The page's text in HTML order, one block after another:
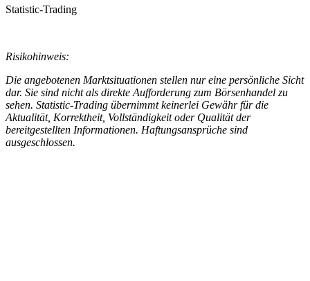
Statistic-Trading
Risikohinweis:
Die angebotenen Marktsituationen stellen nur eine persönliche Sicht
dar. Sie sind nicht als direkte Aufforderung zum Börsenhandel zu
sehen. Statistic-Trading übernimmt keinerlei Gewähr für die
Aktualität, Korrektheit, Vollständigkeit oder Qualität der
bereitgestellten Informationen. Haftungsansprüche sind
ausgeschlossen.